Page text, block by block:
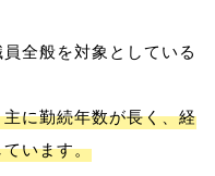
全般を対象としている
に勤続年数が長く、経
います。